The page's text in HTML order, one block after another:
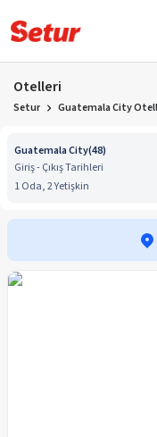
Otelleri
Setur Guatemala City
Guatemala City(48)
Giriş - Çıkış Tarihleri
1 Oda, 2 Yetişkin